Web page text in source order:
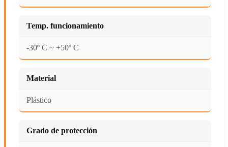
Temp. funcionamiento
-30º C ~ +50º C
Material
Plástico
Grado de protección